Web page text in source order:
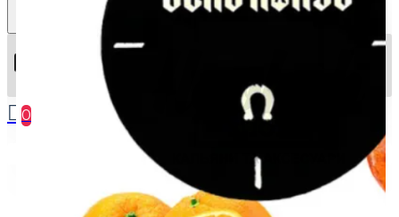
0
Ваш кошик порожній :(